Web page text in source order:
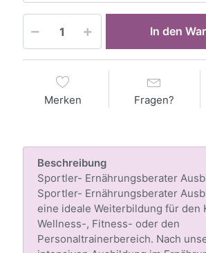
In den
Merken Fragen?
Beschreibung
Sportler- Ernährungsberater
Sportler- Ernährungsberater
eine ideale Weiterbildung für den
Wellness-, Fitness- oder den
Personaltrainerbereich. Nach